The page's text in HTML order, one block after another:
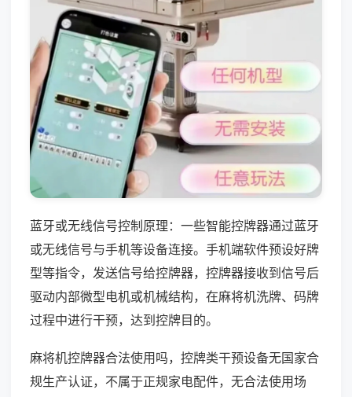
蓝牙或无线信号控制原理：一些智能控牌器通过蓝牙
或无线信号与手机等设备连接。手机端软件预设好牌
型等指令，发送信号给控牌器，控牌器接收到信号后
驱动内部微型电机或机械结构，在麻将机洗牌、码牌
过程中进行干预，达到控牌目的。
麻将机控牌器合法使用吗，控牌类干预设备无国家合
规生产认证，不属于正规家电配件，无合法使用场